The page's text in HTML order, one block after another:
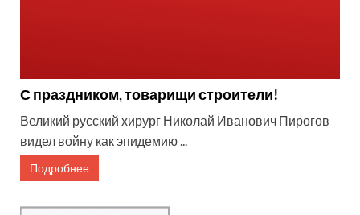
С праздником, товарищи строители!
Великий русский хирург Николай Иванович Пирогов
видел войну как эпидемию ...
Подробнее